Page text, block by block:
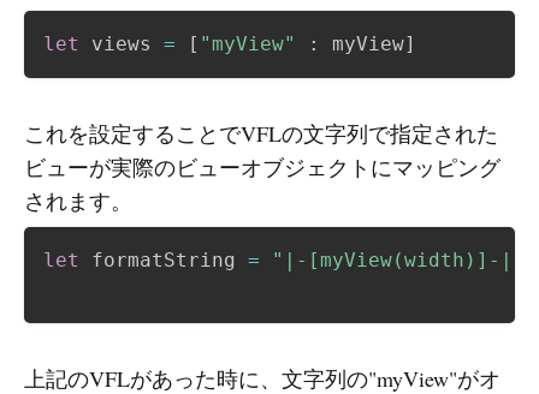
let views = [ "myView" : myView]
これを設定することでVFLの文字列で指定された
ビューが実際のビューオブジェクトにマッピング
されます。
let formatString = "|-[myView(width)]-|"
上記のVFLがあった時に、文字列の"myView"がオ